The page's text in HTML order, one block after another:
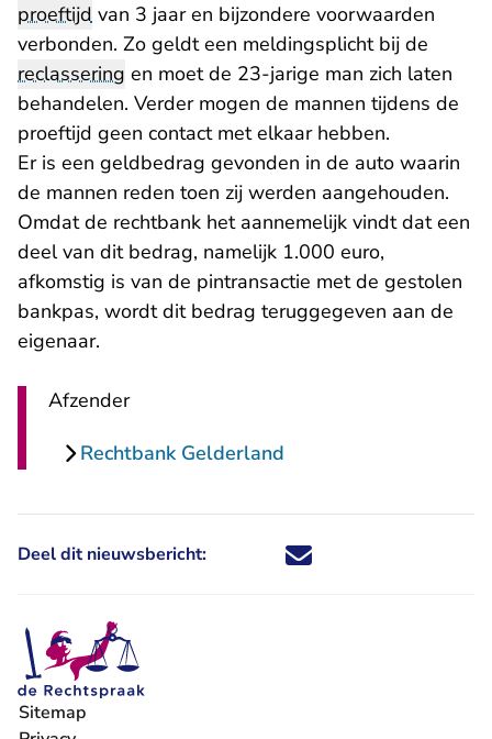
proeftijd van 3 jaar en bijzondere voorwaarden
verbonden. Zo geldt een meldingsplicht bij de
reclassering en moet de 23-jarige man zich laten
behandelen. Verder mogen de mannen tijdens de
proeftijd geen contact met elkaar hebben.
Er is een geldbedrag gevonden in de auto waarin
de mannen reden toen zij werden aangehouden.
Omdat de rechtbank het aannemelijk vindt dat een
deel van dit bedrag, namelijk 1.000 euro,
afkomstig is van de pintransactie met de gestolen
bankpas, wordt dit bedrag teruggegeven aan de
eigenaar.
Afzender
Rechtbank Gelderland
Deel dit nieuwsbericht: Deel dit nieuwsbericht via X -
Deel dit nieuwsbericht via
Deel dit nieuwsbericht
Deel dit
Sitemap